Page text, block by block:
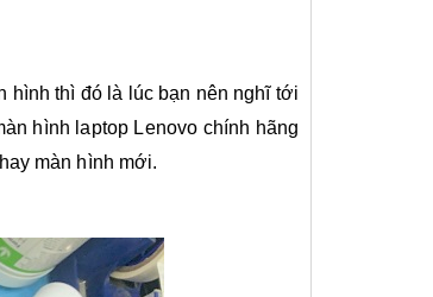
hình thì đó là lúc bạn nên nghĩ tới
hình laptop Lenovo chính hãng
màn hình mới.